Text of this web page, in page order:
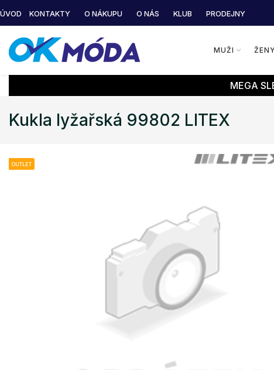
ÚVOD KONTAKTY O NÁKUPU O NÁS KLUB PRODEJNY
MUŽI ŽENY
MEGA
Kukla lyžařská 99802 LITEX
OUTLET